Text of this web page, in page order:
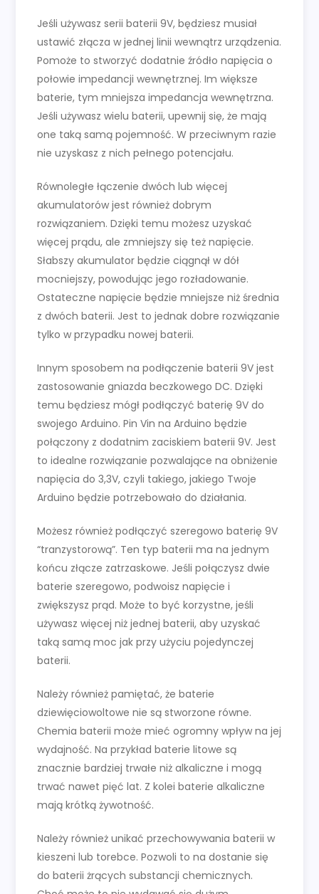
Jeśli używasz serii baterii 9V, będziesz musiał
ustawić złącza w jednej linii wewnątrz urządzenia.
Pomoże to stworzyć dodatnie źródło napięcia o
połowie impedancji wewnętrznej. Im większe
baterie, tym mniejsza impedancja wewnętrzna.
Jeśli używasz wielu baterii, upewnij się, że mają
one taką samą pojemność. W przeciwnym razie
nie uzyskasz z nich pełnego potencjału.
Równoległe łączenie dwóch lub więcej
akumulatorów jest również dobrym
rozwiązaniem. Dzięki temu możesz uzyskać
więcej prądu, ale zmniejszy się też napięcie.
Słabszy akumulator będzie ciągnął w dół
mocniejszy, powodując jego rozładowanie.
Ostateczne napięcie będzie mniejsze niż średnia
z dwóch baterii. Jest to jednak dobre rozwiązanie
tylko w przypadku nowej baterii.
Innym sposobem na podłączenie baterii 9V jest
zastosowanie gniazda beczkowego DC. Dzięki
temu będziesz mógł podłączyć baterię 9V do
swojego Arduino. Pin Vin na Arduino będzie
połączony z dodatnim zaciskiem baterii 9V. Jest
to idealne rozwiązanie pozwalające na obniżenie
napięcia do 3,3V, czyli takiego, jakiego Twoje
Arduino będzie potrzebowało do działania.
Możesz również podłączyć szeregowo baterię 9V
“tranzystorową”. Ten typ baterii ma na jednym
końcu złącze zatrzaskowe. Jeśli połączysz dwie
baterie szeregowo, podwoisz napięcie i
zwiększysz prąd. Może to być korzystne, jeśli
używasz więcej niż jednej baterii, aby uzyskać
taką samą moc jak przy użyciu pojedynczej
baterii.
Należy również pamiętać, że baterie
dziewięciowoltowe nie są stworzone równe.
Chemia baterii może mieć ogromny wpływ na jej
wydajność. Na przykład baterie litowe są
znacznie bardziej trwałe niż alkaliczne i mogą
trwać nawet pięć lat. Z kolei baterie alkaliczne
mają krótką żywotność.
Należy również unikać przechowywania baterii w
kieszeni lub torebce. Pozwoli to na dostanie się
do baterii żrących substancji chemicznych.